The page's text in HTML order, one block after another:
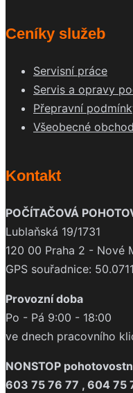
Ceníky služeb
Servisní práce
Servis a opravy
Přepravní
Všeobecné
Kontakt
POČÍTAČOVÁ
Lublaňská 19/1731
120 00 Praha 2 - Nové
GPS souřadnice:
Provozní doba
Po - Pá 9:00 - 18:00
ve dnech pracovního
NONSTOP
603 75 76 77 , 604 75